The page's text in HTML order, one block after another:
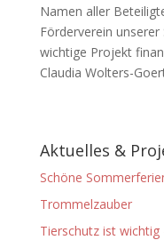
Namen aller
Förderverein unserer
wichtige Projekt
Claudia Wolters-
Aktuelles &
Schöne
Trommelzauber
Tierschutz ist